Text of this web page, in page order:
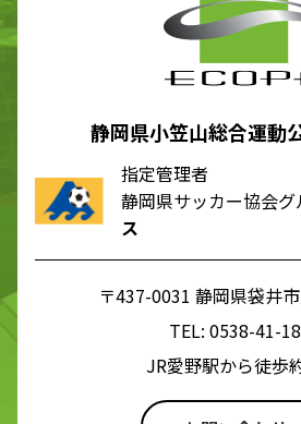
静岡県小笠山総合運動
指定管理者
静岡県サッカー協会グ
ス
〒437-0031 静岡県袋井
TEL: 0538-41-
JR愛野駅から徒歩